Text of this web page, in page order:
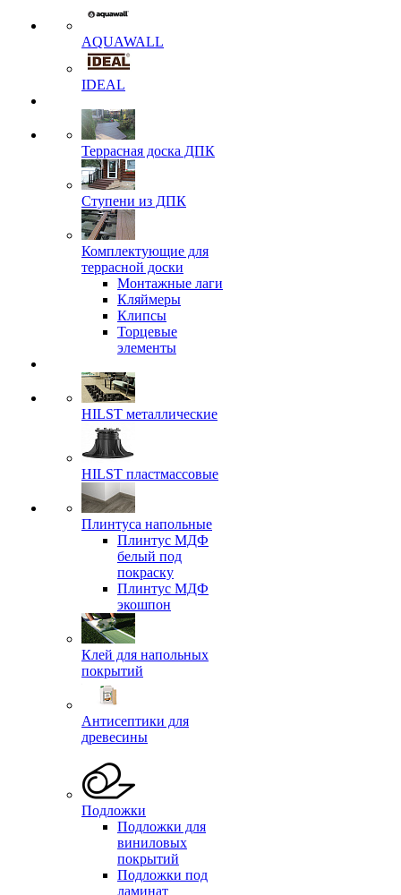
AQUAWALL
IDEAL
Террасная доска ДПК
Ступени из ДПК
Комплектующие для
террасной доски
Монтажные лаги
Кляймеры
Клипсы
Торцевые
элементы
HILST металлические
HILST пластмассовые
Плинтуса напольные
Плинтус МДФ
белый под
покраску
Плинтус МДФ
экошпон
Клей для напольных
покрытий
Антисептики для
древесины
Подложки
Подложки для
виниловых
покрытий
Подложки под
ламинат